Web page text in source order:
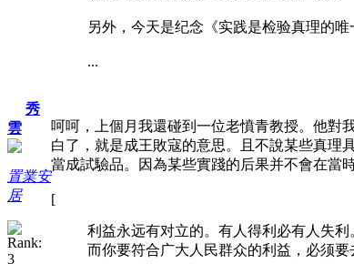
秀
雲
置業安
居
另外，今天是纪念《实践是检验真理的
...
呵呵，上個月我還碰到一位老憤青教授。他對
白了，就是成王敗寇的意思。且不說某些真理
當成試驗品。因為某些實踐的后果并不會在當
[
利益永远有对立的。有人得利必有人失利
而你要符合广大人民群众的利益，必须